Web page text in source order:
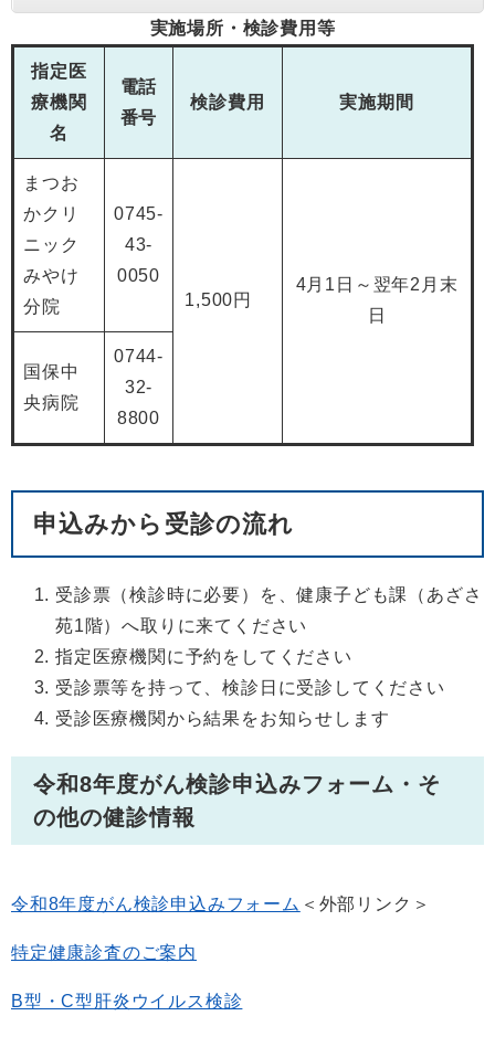
実施場所・検診費用等
指定医
療機関
名
電話
番号
検診費用 実施期間
まつお
かクリ
ニック
みやけ
分院
0745-
43-
0050
1,500円
4月1日～翌年2月末
日
国保中
央病院
0744-
32-
8800
申込みから受診の流れ
受診票（検診時に必要）を、健康子ども課（あざさ
苑1階）へ取りに来てください
指定医療機関に予約をしてください
受診票等を持って、検診日に受診してください
受診医療機関から結果をお知らせします
令和8年度がん検診申込みフォーム・そ
の他の健診情報
令和8年度がん検診申込みフォーム ＜外部リンク＞
特定健康診査のご案内
B型・C型肝炎ウイルス検診